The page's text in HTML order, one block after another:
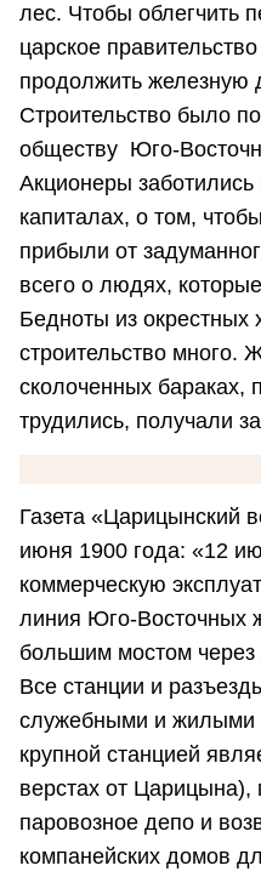
лес. Чтобы облегчить
царское
продолжить железную
Строительство было
обществу Юго-
Акционеры
капиталах, о том,
прибыли от
всего о людях,
Бедноты из окрестных
строительство много.
сколоченных бараках,
трудились, получали
Газета «Царицынский
июня 1900 года: «12
коммерческую
линия Юго-Восточных
большим мостом
Все станции и
служебными и
крупной станцией
верстах от
паровозное депо и
компанейских домов